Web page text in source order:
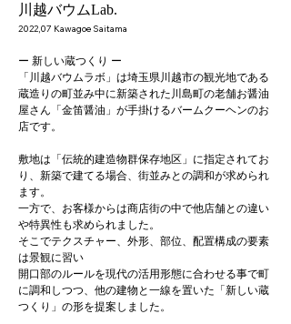
川越バウムLab.
2022,07 Kawagoe Saitama
ー 新しい蔵つくり ー
「川越バウムラボ」は埼玉県川越市の観光地である
蔵造りの町並み中に新築された川島町の老舗お醤油
屋さん「金笛醤油」が手掛けるバームクーヘンのお
店です。
敷地は「伝統的建造物群保存地区」に指定されてお
り、新築で建てる場合、街並みとの調和が求められ
ます。
一方で、お客様からは商店街の中で他店舗との違い
や特異性も求められました。
そこでテクスチャー、外形、部位、配置構成の要素
は景観に習い
開口部のルールを現代の活用形態に合わせる事で町
に調和しつつ、他の建物と一線を置いた「新しい蔵
つくり」の形を提案しました。